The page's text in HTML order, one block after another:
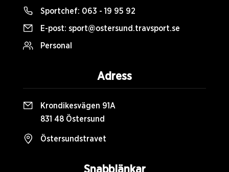
Snabblänkar
Sportchef: 063 - 19 95 92
E-post: sport@ostersund.travsport.se
Personal
Adress
Krondikesvägen 91A
831 48 Östersund
Östersundstravet